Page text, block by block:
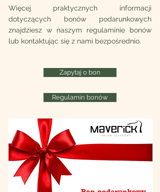
Więcej praktycznych informacji
dotyczących bonów podarunkowych
znajdziesz w naszym regulaminie bonów
lub kontaktując się z nami bezpośrednio.
Zapytaj o bon
Regulamin bonów